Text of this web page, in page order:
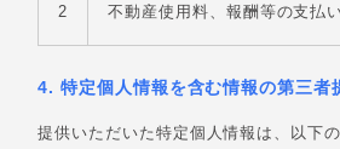
2 不動産使用料、報酬等の支払
4. 特定個人情報を含む情報の第三者
提供いただいた特定個人情報は、以下